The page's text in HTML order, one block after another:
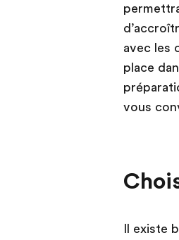
avec les
place
vous
Il existe